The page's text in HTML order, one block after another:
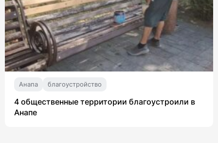
Анапа благоустройство
4 общественные территории благоустроили в
Анапе